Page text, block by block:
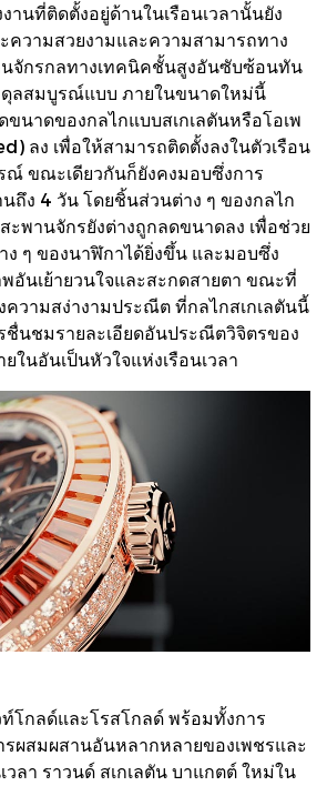
านที่ติดตั้งอยู่ด้านในเรือนเวลานั้นยัง
ความสวยงามและความสามารถทาง
นจักรกลทางเทคนิคชั้นสูงอันซับซ้อนทัน
ลสมบูรณ์แบบ ภายในขนาดใหม่นี้
ขนาดของกลไกแบบสเกเลตันหรือโอเพ
ลง เพื่อให้สามารถติดตั้งลงในตัวเรือน
ณ์ ขณะเดียวกันก็ยังคงมอบซึ่งการ
ถึง 4 วัน โดยชิ้นส่วนต่าง ๆ ของกลไก
ะพานจักรยังต่างถูกลดขนาดลง เพื่อช่วย
ๆ ของนาฬิกาได้ยิ่งขึ้น และมอบซึ่ง
อันเย้ายวนใจและสะกดสายตา ขณะที่
ความสง่างามประณีต ที่กลไกสเกเลตันนี้
ชื่นชมรายละเอียดอันประณีตวิจิตรของ
ในอันเป็นหัวใจแห่งเรือนเวลา
โกลด์และโรสโกลด์ พร้อมทั้งการ
ผสมผสานอันหลากหลายของเพชรและ
ลา ราวนด์ สเกเลตัน บาแกตต์ ใหม่ใน